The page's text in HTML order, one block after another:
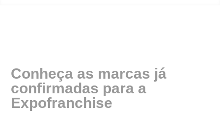
Conheça as marcas já
confirmadas para a
Expofranchise